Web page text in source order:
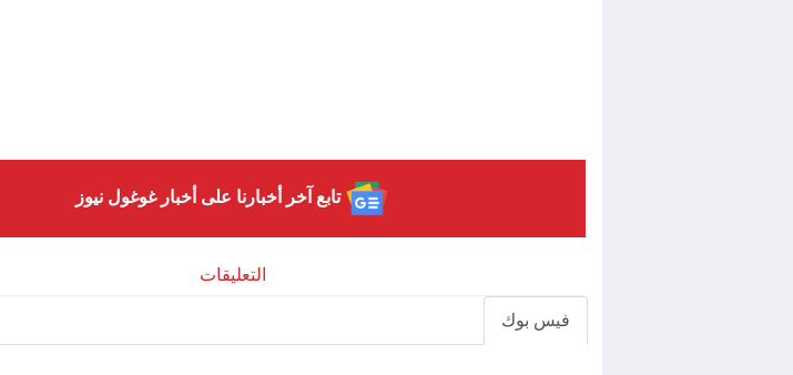
تابع آخر أخبارنا على أخبار غوغول نيوز
التعليقات
فيس بوك